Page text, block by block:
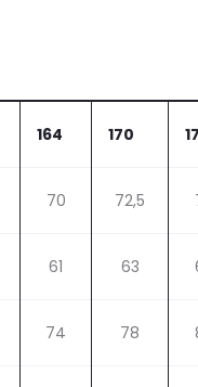
164 170
70 72,5
61 63
74 78